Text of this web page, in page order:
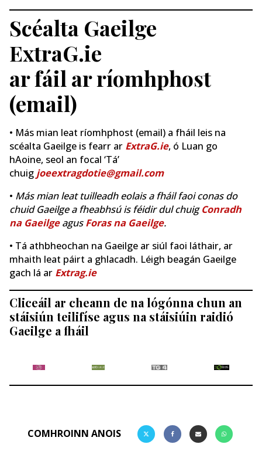
Scéalta Gaeilge
ExtraG.ie
ar fáil ar ríomhphost
(email)
• Más mian leat ríomhphost (email) a fháil leis na
scéalta Gaeilge is fearr ar ExtraG.ie, ó Luan go
hAoine, seol an focal ‘Tá’
chuig joeextragdotie@gmail.com
• Más mian leat tuilleadh eolais a fháil faoi conas do
chuid Gaeilge a fheabhsú is féidir dul chuigConradh
na GaeilgeagusForas na Gaeilge.
• Tá athbheochan na Gaeilge ar siúl faoi láthair, ar
mhaith leat páirt a ghlacadh. Léigh beagán Gaeilge
gach lá ar Extrag.ie
Cliceáil ar cheann de na lógónna chun an
stáisiún teilifíse agus na stáisiúin raidió
Gaeilge a fháil
COMHROINN ANOIS